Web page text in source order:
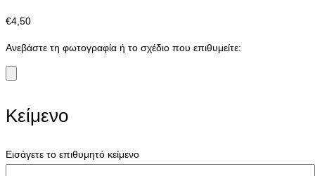
€4,50
Ανεβάστε τη φωτογραφία ή το σχέδιο που επιθυμείτε:
Κείμενο
Εισάγετε το επιθυμητό κείμενο